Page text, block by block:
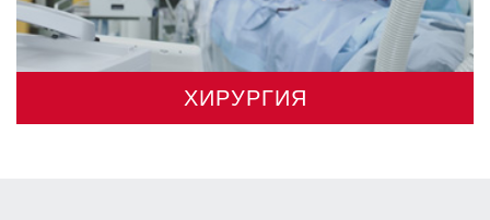
ХИРУРГИЯ